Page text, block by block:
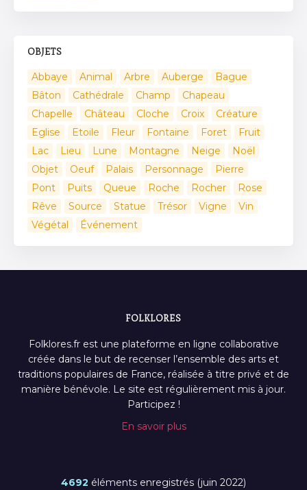
OBJETS
Abbaye Animal Arbre Auberge
Bague
Bâton
Cathédrale Champ
Chapeau
Chapelle
Château Cloche Croix
Créature
Eglise
Etoile Fleur Fontaine Foret
Fruit
Lac
Lieu Lune Montagne Neige
Noël
Objet
Oeuf Palais Personnage
Pierre
Pont
Puits Queue Roche Rocher
Rose
Rêve
Source Statue Trésor Vigne
Vin
Végétal
Événement
FOLKLORES
Folklores.fr est une plateforme en ligne collaborative
créée dans le but de recenser l’ensemble des arts et
traditions populaires de France, réalisée à titre privé et de
manière bénévole. Le site est régulièrement mis à jour.
Participez !
En savoir plus
4692 éléments enregistrés (juin 2022)